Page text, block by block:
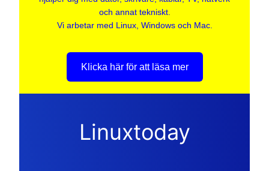
och annat tekniskt.
Vi arbetar med Linux, Windows och Mac.
Klicka här för att läsa mer
Linuxtoday